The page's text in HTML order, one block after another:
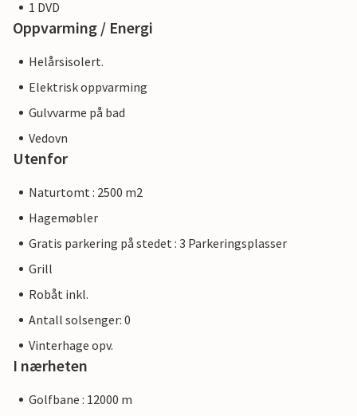
1 DVD
Oppvarming / Energi
Helårsisolert.
Elektrisk oppvarming
Gulvvarme på bad
Vedovn
Utenfor
Naturtomt : 2500 m2
Hagemøbler
Gratis parkering på stedet : 3 Parkeringsplasser
Grill
Robåt inkl.
Antall solsenger: 0
Vinterhage opv.
I nærheten
Golfbane : 12000 m